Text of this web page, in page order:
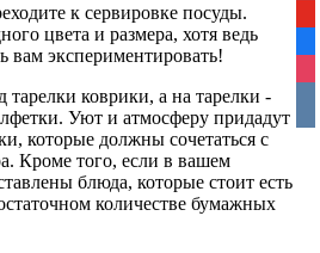
к сервировке посуды.
цвета и размера, хотя ведь
вам экспериментировать!
тарелки коврики, а на тарелки -
Уют и атмосферу придадут
которые должны сочетаться с
Кроме того, если в вашем
блюда, которые стоит есть
количестве бумажных